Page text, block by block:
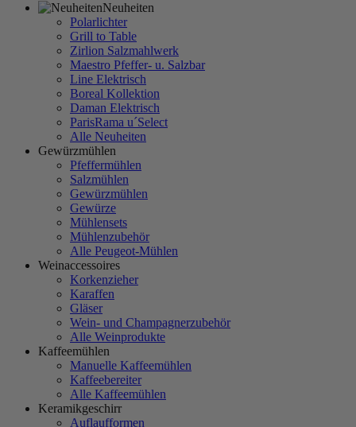
Neuheiten
Polarlichter
Grill to Table
Zirlion Salzmahlwerk
Maestro Pfeffer- u. Salzbar
Line Elektrisch
Boreal Kollektion
Daman Elektrisch
ParisRama u´Select
Alle Neuheiten
Gewürzmühlen
Pfeffermühlen
Salzmühlen
Gewürzmühlen
Gewürze
Mühlensets
Mühlenzubehör
Alle Peugeot-Mühlen
Weinaccessoires
Korkenzieher
Karaffen
Gläser
Wein- und Champagnerzubehör
Alle Weinprodukte
Kaffeemühlen
Manuelle Kaffeemühlen
Kaffeebereiter
Alle Kaffeemühlen
Keramikgeschirr
Auflaufformen